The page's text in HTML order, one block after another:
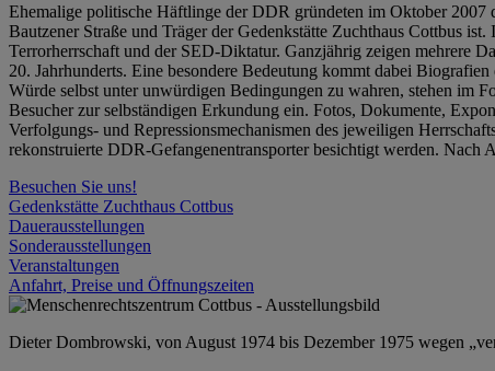
Ehemalige politische Häftlinge der DDR gründeten im Oktober 2007
Bautzener Straße und Träger der Gedenkstätte Zuchthaus Cottbus
Terrorherrschaft und der SED-Diktatur. Ganzjährig zeigen mehrere
20. Jahrhunderts. Eine besondere Bedeutung kommt dabei
Würde selbst unter unwürdigen Bedingungen zu wahren, stehen im
Besucher zur selbständigen Erkundung ein. Fotos, Dokumente,
Verfolgungs- und Repressionsmechanismen des jeweiligen
rekonstruierte DDR-Gefangenentransporter besichtigt werden. Nach
Besuchen Sie uns!
Gedenkstätte Zuchthaus Cottbus
Dauerausstellungen
Sonderausstellungen
Veranstaltungen
Anfahrt, Preise und Öffnungszeiten
Dieter Dombrowski, von August 1974 bis Dezember 1975 wegen